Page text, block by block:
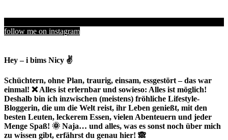
follow me on instagram
Hey – i bims Nicy ✌
Schüchtern, ohne Plan, traurig, einsam, essgestört – das war
einmal! ❌ Alles ist erlernbar und sowieso: Alles ist möglich!
Deshalb bin ich inzwischen (meistens) fröhliche Lifestyle-
Bloggerin, die um die Welt reist, ihr Leben genießt, mit den
besten Leuten, leckerem Essen, vielen Abenteuern und jeder
Menge Spaß! 🌞 Naja… und alles, was es sonst noch über mich
zu wissen gibt, erfährst du genau hier! 🙈